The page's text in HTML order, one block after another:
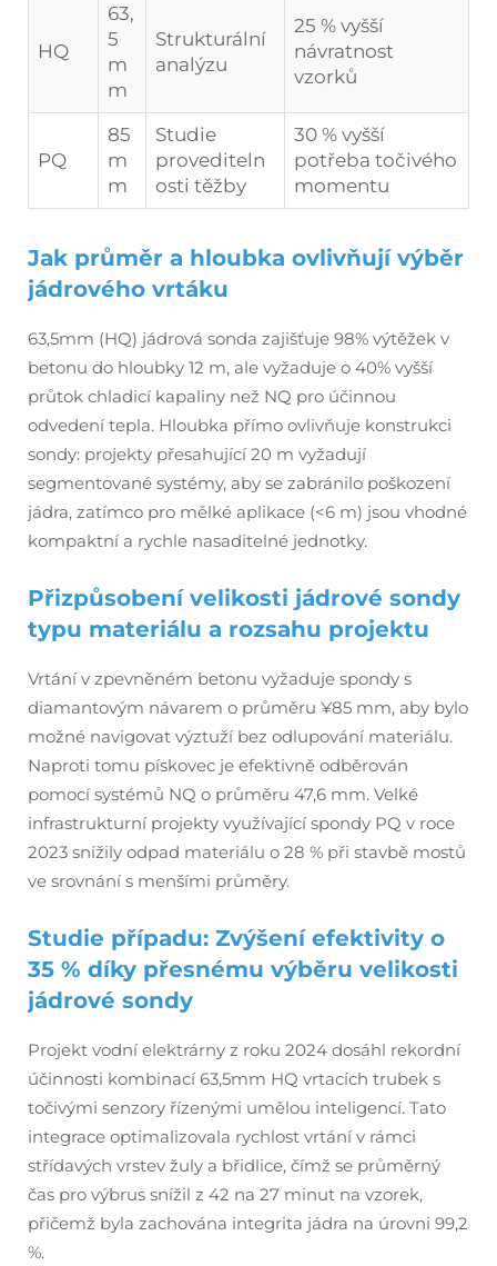
HQ
63,
5
m
m
Strukturální
analýzu
25 % vyšší
návratnost
vzorků
PQ
85
m
m
Studie
provediteln
osti těžby
30 % vyšší
potřeba točivého
momentu
Jak průměr a hloubka ovlivňují výběr
jádrového vrtáku
63,5mm (HQ) jádrová sonda zajišťuje 98% výtěžek v
betonu do hloubky 12 m, ale vyžaduje o 40% vyšší
průtok chladicí kapaliny než NQ pro účinnou
odvedení tepla. Hloubka přímo ovlivňuje konstrukci
sondy: projekty přesahující 20 m vyžadují
segmentované systémy, aby se zabránilo poškození
jádra, zatímco pro mělké aplikace (<6 m) jsou vhodné
kompaktní a rychle nasaditelné jednotky.
Přizpůsobení velikosti jádrové sondy
typu materiálu a rozsahu projektu
Vrtání v zpevněném betonu vyžaduje spondy s
diamantovým návarem o průměru ¥85 mm, aby bylo
možné navigovat výztuží bez odlupování materiálu.
Naproti tomu pískovec je efektivně odběrován
pomocí systémů NQ o průměru 47,6 mm. Velké
infrastrukturní projekty využívající spondy PQ v roce
2023 snížily odpad materiálu o 28 % při stavbě mostů
ve srovnání s menšími průměry.
Studie případu: Zvýšení efektivity o
35 % díky přesnému výběru velikosti
jádrové sondy
Projekt vodní elektrárny z roku 2024 dosáhl rekordní
účinnosti kombinací 63,5mm HQ vrtacích trubek s
točivými senzory řízenými umělou inteligencí. Tato
integrace optimalizovala rychlost vrtání v rámci
střídavých vrstev žuly a břidlice, čímž se průměrný
čas pro výbrus snížil z 42 na 27 minut na vzorek,
přičemž byla zachována integrita jádra na úrovni 99,2
%.